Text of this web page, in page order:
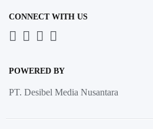
CONNECT WITH US
POWERED BY
PT. Desibel Media Nusantara